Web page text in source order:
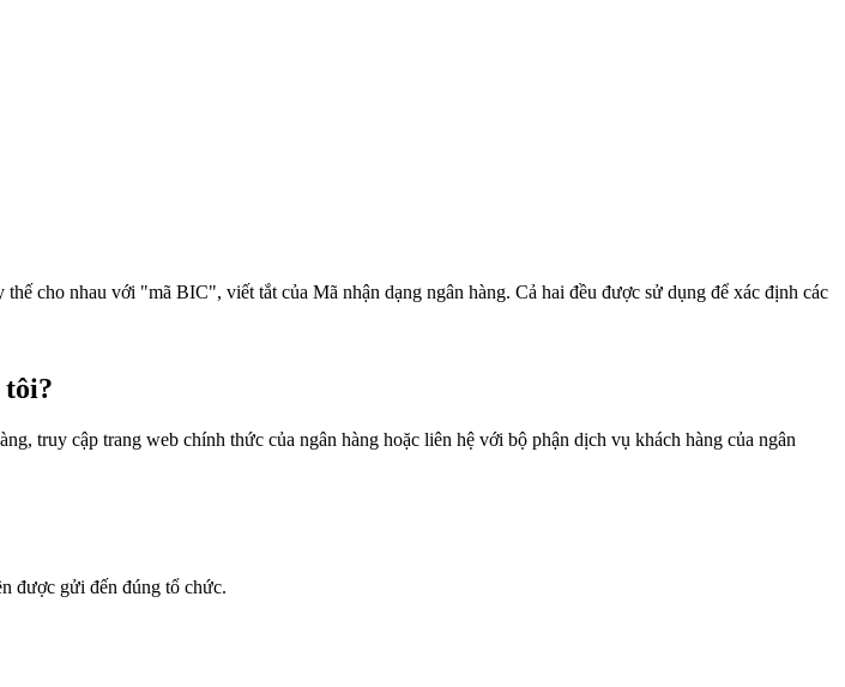
cho nhau với "mã BIC", viết tắt của Mã nhận dạng ngân hàng. Cả hai đều được sử dụng để xác định các
tôi?
truy cập trang web chính thức của ngân hàng hoặc liên hệ với bộ phận dịch vụ khách hàng của ngân
được gửi đến đúng tổ chức.